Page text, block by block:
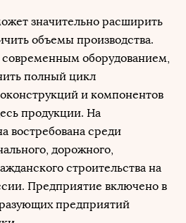
значительно расширить
объемы производства.
современным оборудованием,
полный цикл
и компонентов
продукции. На
востребована среди
дорожного,
строительства на
Предприятие включено в
предприятий